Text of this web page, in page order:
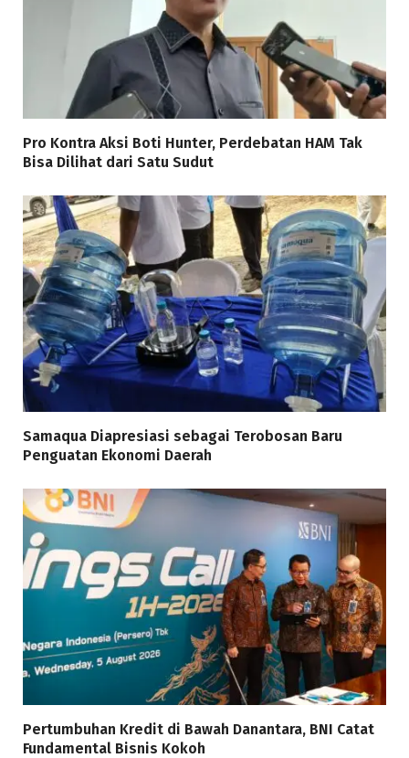
Pro Kontra Aksi Boti Hunter, Perdebatan HAM Tak
Bisa Dilihat dari Satu Sudut
Samaqua Diapresiasi sebagai Terobosan Baru
Penguatan Ekonomi Daerah
Pertumbuhan Kredit di Bawah Danantara, BNI Catat
Fundamental Bisnis Kokoh